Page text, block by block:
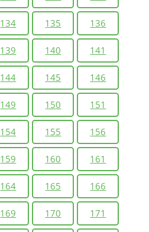
134 135 136
139 140 141
144 145 146
149 150 151
154 155 156
159 160 161
164 165 166
169 170 171